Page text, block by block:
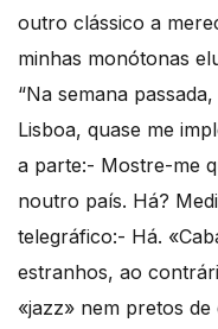
outro clássico a
minhas monótonas
“Na semana
Lisboa, quase me
a parte:- Mostre-me
noutro país. Há?
telegráfico:- Há.
estranhos, ao
«jazz» nem pretos